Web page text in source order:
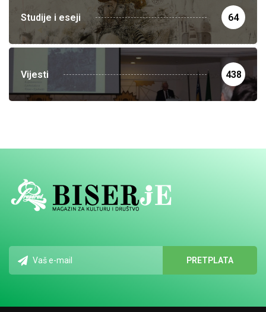
Studije i eseji 64
Vijesti 438